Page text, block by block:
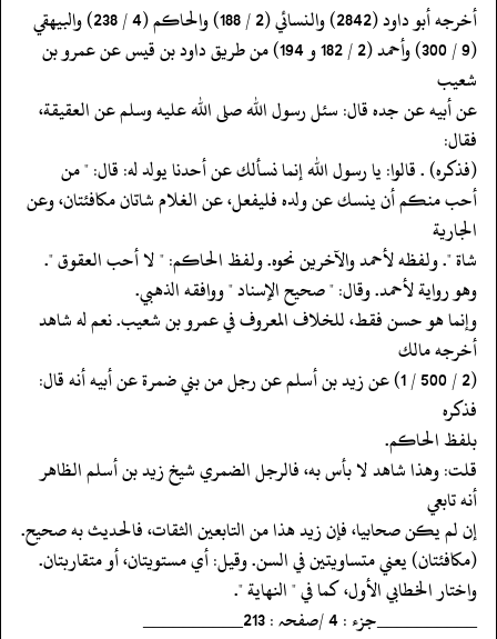
‏‏‏‏أخرجه أبو داود (2842) والنسائي (2 / 188) والحاكم (4 / 238) والبيهقي
‏‏‏‏(9 / 300) وأحمد (2 / 182 و 194) من طريق داود بن قيس عن عمرو بن
شعيب
‏‏‏‏عن أبيه عن جده قال: سئل رسول الله صلى الله عليه وسلم عن العقيقة،
فقال:
‏‏‏‏(فذكره) . قالوا: يا رسول الله إنما نسألك عن أحدنا يولد له: قال: " من
‏‏‏‏أحب منكم أن ينسك عن ولده فليفعل، عن الغلام شاتان مكافئتان، وعن
الجارية
‏‏‏‏شاة ". ولفظه لأحمد والآخرين نحوه. ولفظ الحاكم: " لا أحب العقوق ".
‏‏‏‏وهو رواية لأحمد. وقال: " صحيح الإسناد " ووافقه الذهبي.
‏‏‏‏وإنما هو حسن فقط، للخلاف المعروف في عمرو بن شعيب. نعم له شاهد
أخرجه مالك
‏‏‏‏(2 / 500 / 1) عن زيد بن أسلم عن رجل من بني ضمرة عن أبيه أنه قال:
فذكره
‏‏‏‏بلفظ الحاكم.
‏‏‏‏قلت: وهذا شاهد لا بأس به، فالرجل الضمري شيخ زيد بن أسلم الظاهر
أنه تابعي
‏‏‏‏إن لم يكن صحابيا، فإن زيد هذا من التابعين الثقات، فالحديث به صحيح.
‏‏‏‏(مكافئتان) يعني متساويتين في السن. وقيل: أي مستويتان، أو متقاربتان.
‏‏‏‏واختار الخطابي الأول، كما في " النهاية ".
‏‏‏‏__________جزء : 4 /صفحہ : 213__________